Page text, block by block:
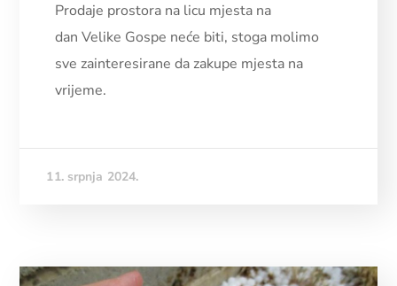
Prodaje prostora na licu mjesta na
dan Velike Gospe neće biti, stoga molimo
sve zainteresirane da zakupe mjesta na
vrijeme.
11. srpnja 2024.